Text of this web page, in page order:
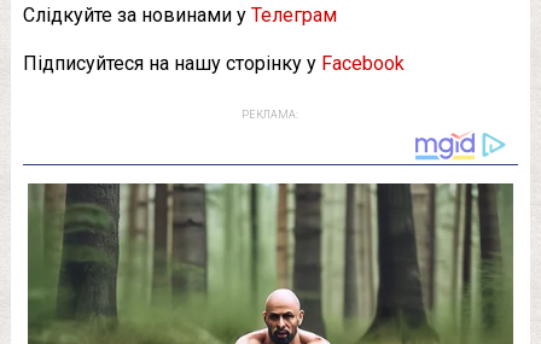
Слідкуйте за новинами у Телеграм
Підписуйтеся на нашу сторінку у Facebook
РЕКЛАМА: